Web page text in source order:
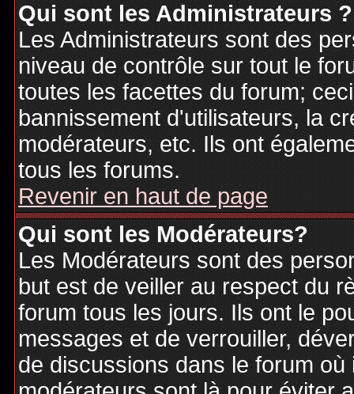
Qui sont les Administrateurs ?
Les Administrateurs sont des
niveau de contrôle sur tout le
toutes les facettes du forum;
bannissement d'utilisateurs, la
modérateurs, etc. Ils ont
tous les forums.
Revenir en haut de page
Qui sont les Modérateurs?
Les Modérateurs sont des
but est de veiller au respect du
forum tous les jours. Ils ont le
messages et de verrouiller,
de discussions dans le forum